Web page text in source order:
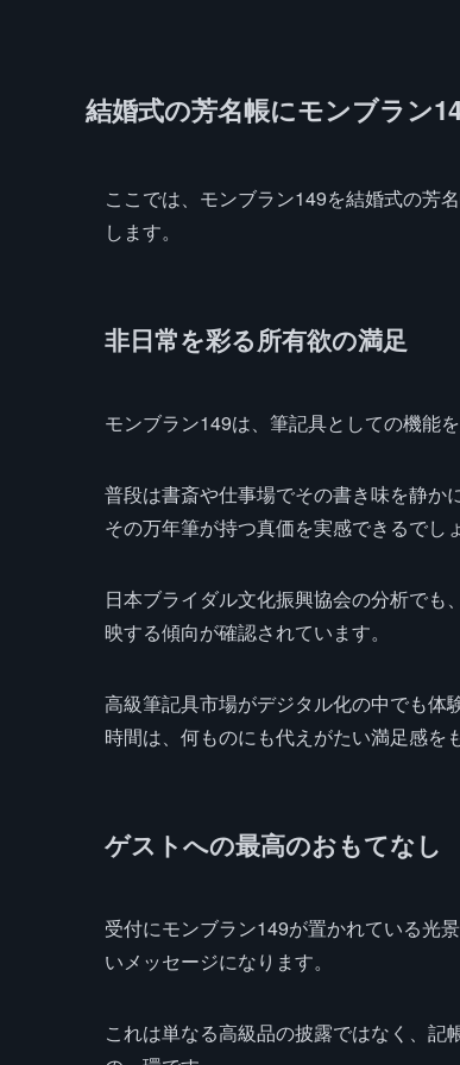
結婚式の芳名帳にモンブラン
ここでは、モンブラン149を結婚式の芳
します。
非日常を彩る所有欲の満足
モンブラン149は、筆記具としての機能
普段は書斎や仕事場でその書き味を静か
その万年筆が持つ真価を実感できるでしょ
日本ブライダル文化振興協会の分析で
映する傾向が確認されています。
高級筆記具市場がデジタル化の中でも体
時間は、何ものにも代えがたい満足感を
ゲストへの最高のおもてなし
受付にモンブラン149が置かれている光
いメッセージになります。
これは単なる高級品の披露ではなく、